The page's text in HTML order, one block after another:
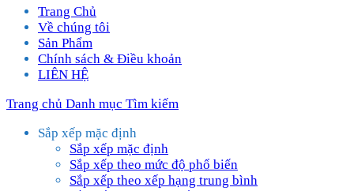
Trang Chủ
Về chúng tôi
Sản Phẩm
Chính sách & Điều khoản
LIÊN HỆ
Trang chủ Danh mục Tìm kiếm
Sắp xếp mặc định
Sắp xếp mặc định
Sắp xếp theo mức độ phổ biến
Sắp xếp theo xếp hạng trung bình